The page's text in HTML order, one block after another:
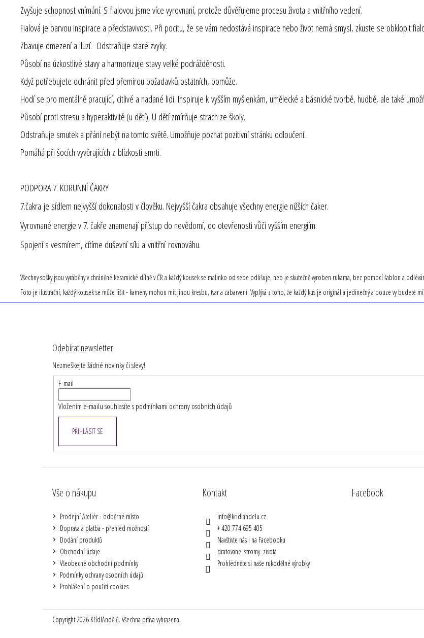
Zvyšuje schopnost vnímání. S fialovou jsme více vyrovnaní, protože důvěřujeme procesu života a vnitřního vedení.
Fialová je barvou inspirace a představivosti. Při pocitu, že se vám nedostává inspirace nebo život nemá smysl, zkuste se obklopit
Zbavuje omezení a iluzí. Odstraňuje staré zvyky.
Působí na úzkostlivé stavy a harmonizuje stavy velké podrážděnosti.
Když potřebujete ochránit před přemírou požadavků ostatních, pomůže.
Hodí se pro mentálně pracující, citlivé a nadané lidi. Inspiruje k vyšším myšlenkám, umělecké a básnické tvorbě, hudbě, ale také
Působí proti stresu a hyperaktivitě (u dětí). U dětí zmírňuje strach ze školy.
Odstraňuje smutek a přání nebýt na tomto světě. Umožňuje poznat pozitivní stránku odloučení.
Pomáhá při šocích vyvěrajících z blízkosti smrti.
PODPORA 7. KORUNNÍ ČAKRY
7.čakra je sídlem nejvyšší dokonalosti v člověku. Nejvyšší čakra obsahuje všechny energie nižších čaker.
Vyrovnané energie v 7. čakře znamenají přístup do nevědomí, do otevřenosti vůči vyšším energiím.
Spojení s vesmírem, cítíme duševní sílu a vnitřní rovnováhu.
Všechny sošky jsou vyráběny v chráněné keramické dílně v ČR a každý kousek se malinko od sebe odlišuje, neb je skutečně vyroben rukama, bez pomocí šablon a
Foto je ilustrační, každý kousek se může lišit - kameny mohou mít jinou kresbu, tvar a zabarvení. Vyplývá z toho, že každý kus je originál a jedinečný a pouze vy budete
Odebírat newsletter
Nezmeškejte žádné novinky či slevy!
E-mail
Vložením e-mailu souhlasíte spodmínkami ochrany osobních údajů
PŘIHLÁSIT SE
Vše o nákupu
Prodejní Ateliér - odběrné místo
Doprava a platba - přehled možností
Dodání produktů
Obchodní údaje
Všeobecné obchodní podmínky
Podmínky ochrany osobních údajů
Prohlášení o použití cookies
Kontakt
info@kridlandelu.cz
+ 420 774 695 405
Navštivte nás i na Facebooku
dratovane_stromy_zivota
Prohlédněte si naše rukodělné výrobky
Facebook
Copyright 2026 KřídlAndělů. Všechna práva vyhrazena.